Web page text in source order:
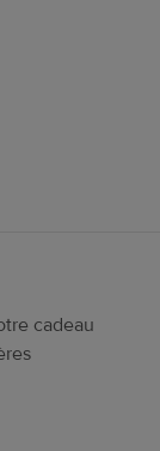
cadeau